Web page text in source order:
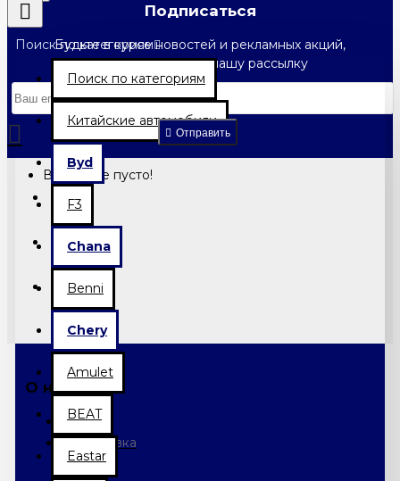
Поиск по категориям
Поиск по категориям
Китайские автомобили
Byd
F3
Chana
Benni
Chery
Amulet
BEAT
Eastar
0 товар(ов) - 0.00 грн.
В корзине пусто!
Подписаться
Будьте в курсе новостей и рекламных акций,
подписавшись на нашу рассылку
Отправить
О нас
О нас
Доставка